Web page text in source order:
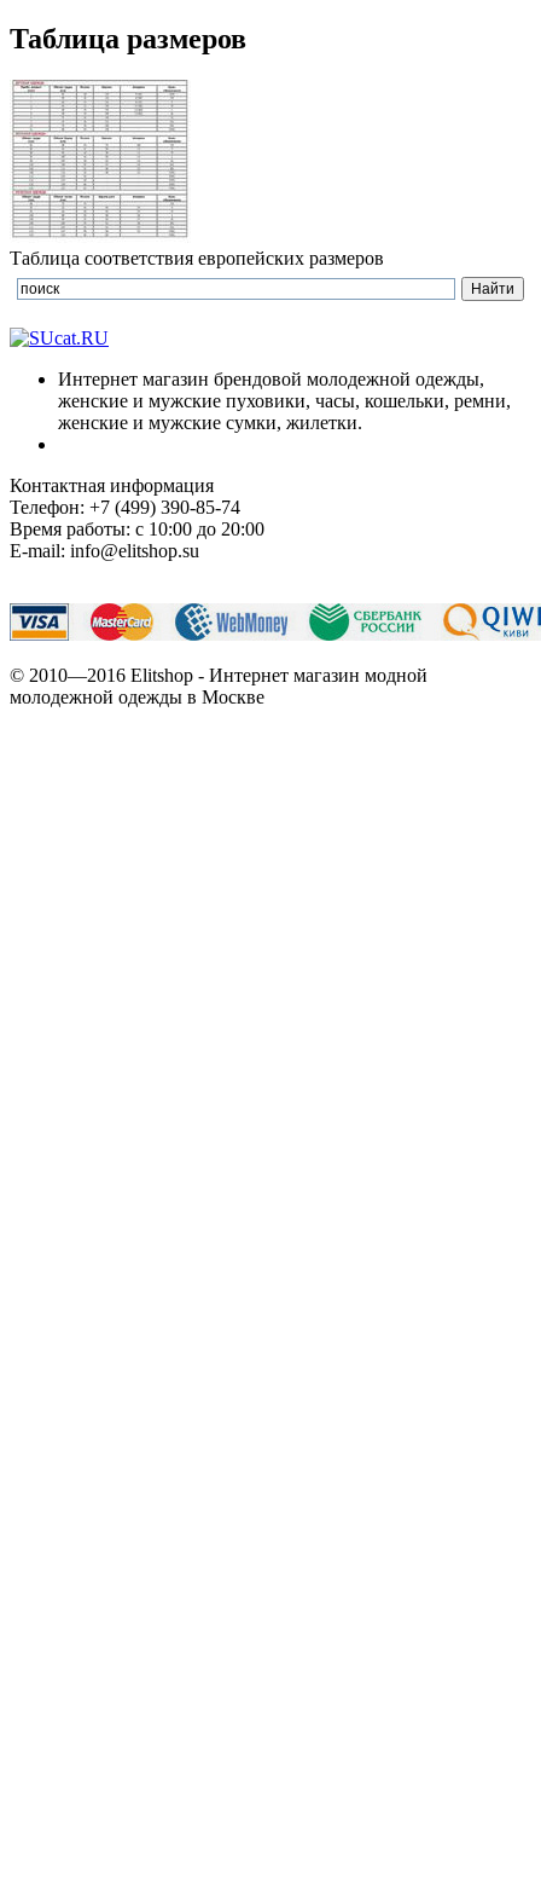
Таблица размеров
Таблица соответствия европейских размеров
Интернет магазин брендовой молодежной одежды,
женские и мужские пуховики, часы, кошельки, ремни,
женские и мужские сумки, жилетки.
Контактная информация
Телефон: +7 (499) 390-85-74
Время работы: с 10:00 до 20:00
E-mail: info@elitshop.su
© 2010—2016 Elitshop - Интернет магазин модной
молодежной одежды в Москве